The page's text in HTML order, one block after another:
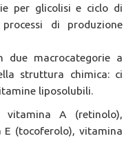
per glicolisi e ciclo di
di produzione
due macrocategorie a
struttura chimica: ci
liposolubili.
vitamina A (retinolo),
(tocoferolo), vitamina